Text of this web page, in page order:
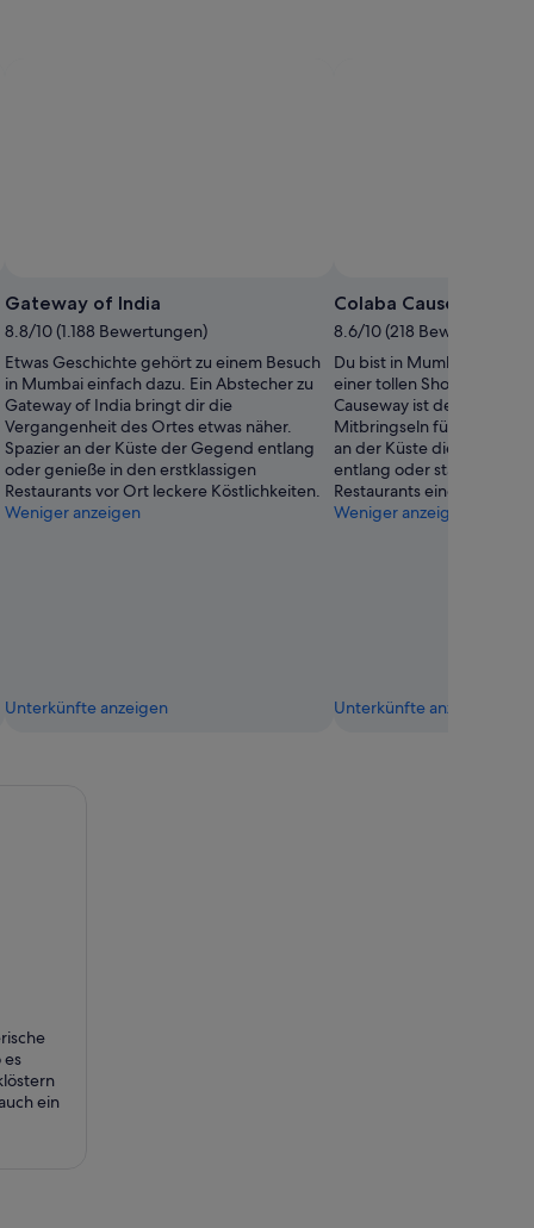
Gateway of India
8.8/10 (1.188 Bewertungen)
Etwas Geschichte gehört zu einem Besuch
in Mumbai einfach dazu. Ein Abstecher zu
Gateway of India bringt dir die
Vergangenheit des Ortes etwas näher.
Spazier an der Küste der Gegend entlang
oder genieße in den erstklassigen
Restaurants vor Ort leckere Köstlichkeiten.
Weniger anzeigen
Unterkünfte anzeigen
Colaba Causeway
8.6/10 (218 Bewertungen)
Du bist in Mumbai und auf
einer tollen
Causeway ist der ideale
Mitbringseln für daheim
an der Küste dieser
entlang oder statte den
Restaurants einen Besuch
Weniger anzeigen
Unterkünfte anzeigen
es
ein